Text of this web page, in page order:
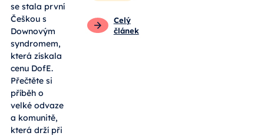
se stala první
Češkou s
Downovým
syndromem,
která získala
cenu DofE.
Přečtěte si
příběh o
velké odvaze
a komunitě,
která drží při
Celý
článek